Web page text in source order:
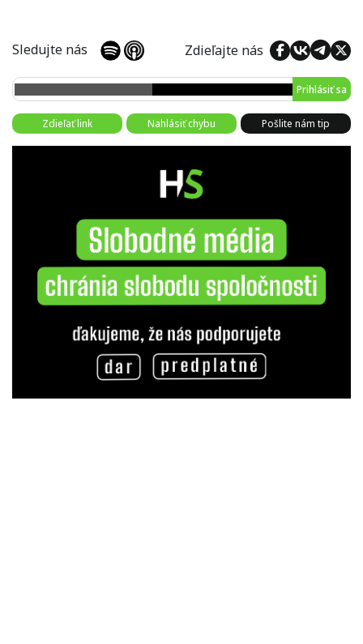
Sledujte nás Zdieľajte nás
Prihlásiť sa
Zdieľať link Nahlásiť chybu Pošlite nám tip